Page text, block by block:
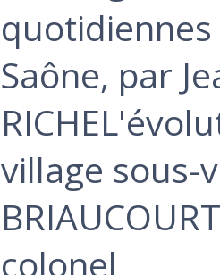
Saône, par
village sous-
colonel